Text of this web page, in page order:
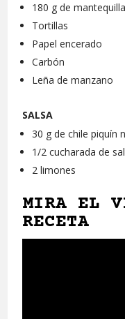
180 g de mantequilla
Tortillas
Papel encerado
Carbón
Leña de manzano
SALSA
30 g de chile piquín
1/2 cucharada de
2 limones
MIRA EL
RECETA